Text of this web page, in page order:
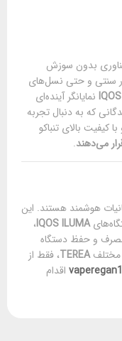
بدون سوزش
سنتی و حتی نسل‌های
نمایانگر آینده‌ای
که به دنبال تجربه
کیفیت بالای تنباکو
.
هوشمند هستند. این
IQOS ILUMA،
و حفظ دستگاه
مختلفTEREA، فقط از
اقدام